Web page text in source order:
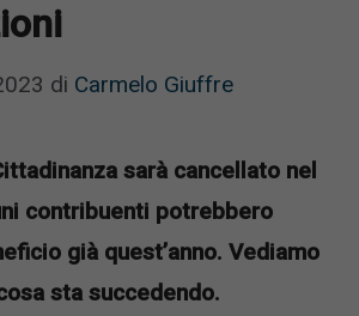
di Carmelo Giuffre
sarà cancellato nel
contribuenti potrebbero
già quest’anno. Vediamo
sta succedendo.